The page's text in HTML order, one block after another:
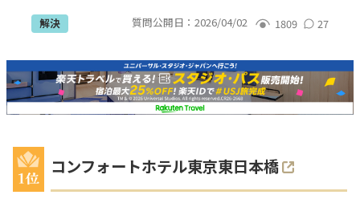
解決 質問公開日：2026/04/02 1809 27
コンフォートホテル東京東日本橋